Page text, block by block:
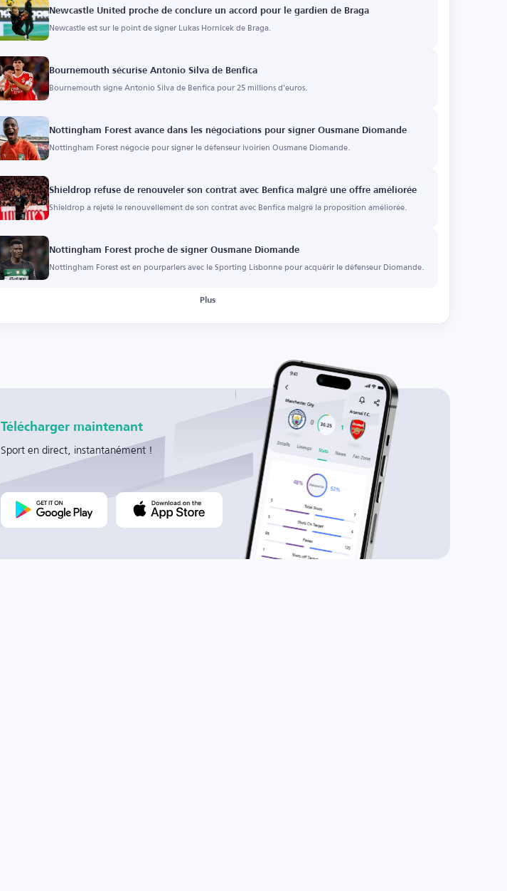
Newcastle United proche de conclure un accord pour le gardien de Braga
Newcastle est sur le point de signer Lukas Hornicek de Braga.
Bournemouth sécurise Antonio Silva de Benfica
Bournemouth signe Antonio Silva de Benfica pour 25 millions d'euros.
Nottingham Forest avance dans les négociations pour signer Ousmane Diomande
Nottingham Forest négocie pour signer le défenseur ivoirien Ousmane Diomande.
Shieldrop refuse de renouveler son contrat avec Benfica malgré une offre améliorée
Shieldrop a rejeté le renouvellement de son contrat avec Benfica malgré la proposition améliorée.
Nottingham Forest proche de signer Ousmane Diomande
Nottingham Forest est en pourparlers avec le Sporting Lisbonne pour acquérir le défenseur Diomande.
Plus
Télécharger maintenant
Sport en direct, instantanément !